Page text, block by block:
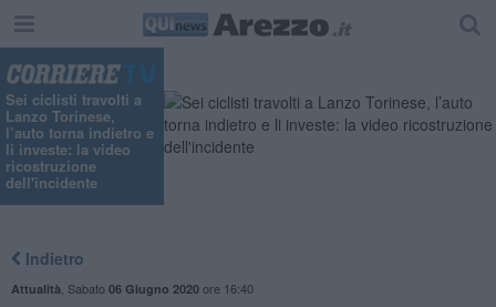
Sei ciclisti travolti a
Lanzo Torinese,
l’auto torna indietro e
li investe: la video
ricostruzione
dell'incidente
Indietro
Attualità Sabato 06 Giugno 2020ore 16:40